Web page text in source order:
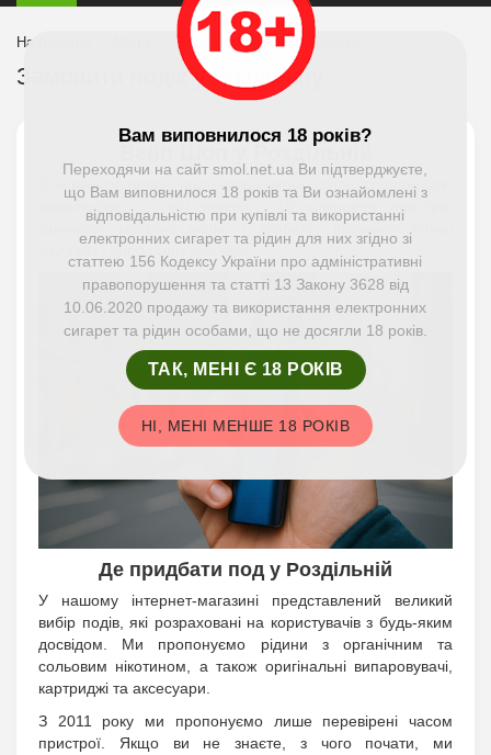
На головну Замовити подік у Роздільну
Замовити подік у Роздільну
Вейп Шоп у Роздільній
З моменту появи под-систем вони стали справжньою
революцією у світі вейпінгу. Ці компактні пристрої
замінили масивні моди і зробили ширяння більш
зручним і доступним для всіх.
Де придбати под у Роздільній
У нашому інтернет-магазині представлений великий
вибір подів, які розраховані на користувачів з будь-яким
досвідом. Ми пропонуємо рідини з органічним та
сольовим нікотином, а також оригінальні випаровувачі,
картриджі та аксесуари.
З 2011 року ми пропонуємо лише перевірені часом
пристрої. Якщо ви не знаєте, з чого почати, ми
Вам виповнилося 18 років?
Переходячи на сайт smol.net.ua Ви підтверджуєте,
що Вам виповнилося 18 років та Ви ознайомлені з
відповідальністю при купівлі та використанні
електронних сигарет та рідин для них згідно зі
статтею 156 Кодексу України про адміністративні
правопорушення та статті 13 Закону 3628 від
10.06.2020 продажу та використання електронних
сигарет та рідин особами, що не досягли 18 років.
ТАК, МЕНІ Є 18 РОКІВ
НІ, МЕНІ МЕНШЕ 18 РОКІВ